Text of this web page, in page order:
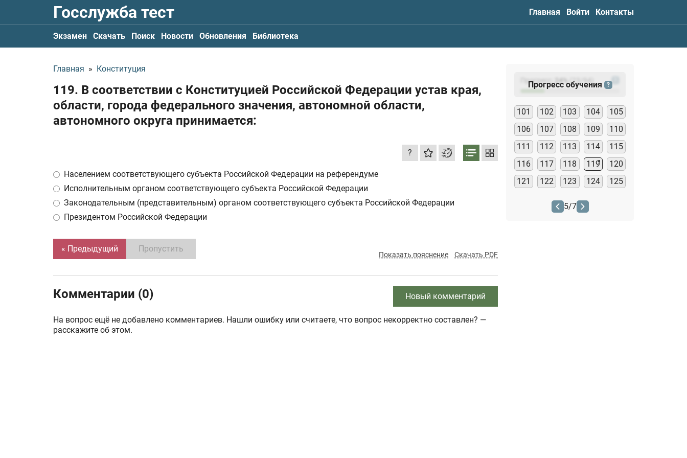
Госслужба тест Главная Войти Контакты
Экзамен Скачать Поиск Новости Обновления Библиотека
Главная » Конституция
119. В соответствии с Конституцией Российской Федерации устав края,
области, города федерального значения, автономной области,
автономного округа принимается:
?
Населением соответствующего субъекта Российской Федерации на референдуме
Исполнительным органом соответствующего субъекта Российской Федерации
Законодательным (представительным) органом соответствующего субъекта Российской Федерации
Президентом Российской Федерации
« Предыдущий Пропустить
Показать пояснение Скачать PDF
Комментарии (0) Новый комментарий
На вопрос ещё не добавлено комментариев. Нашли ошибку или считаете, что вопрос некорректно составлен? —
расскажите об этом.
Прогресс: (23
Прогресс обучения ?
101 102 103 104
105
106
107 108 109
110
111
112 113 114
115
116
117 118 119
120
121
122 123 124 125
5/7